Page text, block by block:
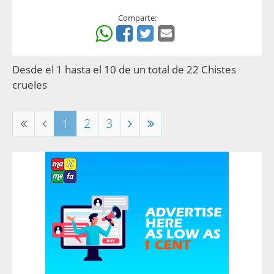
Comparte:
Desde el 1 hasta el 10 de un total de 22 Chistes
crueles
1 2 3